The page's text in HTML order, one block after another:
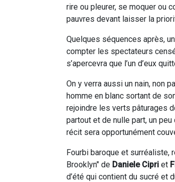
rire ou pleurer, se moquer ou
pauvres devant laisser la
Quelques séquences après,
compter les spectateurs
s’apercevra que l’un d’eux
On y verra aussi un nain, non
homme en blanc sortant de
rejoindre les verts pâturages
partout et de nulle part, un
récit sera opportunément
Fourbi baroque et surréaliste,
Brooklyn" de Daniele Cipri et
d’été qui contient du sucré et